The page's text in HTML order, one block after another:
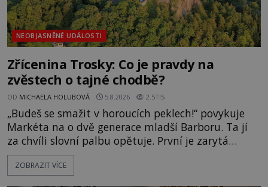
NEOBJASNĚNÉ UDÁLOSTI
Zřícenina Trosky: Co je pravdy na
zvěstech o tajné chodbě?
OD MICHAELA HOLUBOVÁ 5.8.2026 2.5TIS
„Budeš se smažit v horoucích peklech!“ povykuje
Markéta na o dvě generace mladší Barboru. Ta jí
za chvíli slovní palbu opětuje. První je zarytá
katolička, druhá přesvědčená kališnice. A každá z
nich se usídlí na jedné z věží slavného hradu
ZOBRAZIT VÍCE